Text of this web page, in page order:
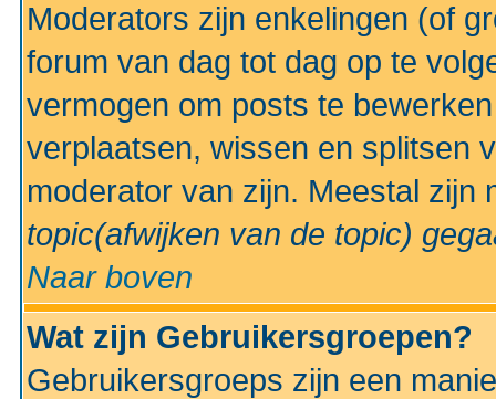
Moderators zijn enkelingen (of
forum van dag tot dag op te
vermogen om posts te
verplaatsen, wissen en splitsen
moderator van zijn. Meestal
topic(afwijken van de topic)
Naar boven
Wat zijn Gebruikersgroepen?
Gebruikersgroeps zijn een